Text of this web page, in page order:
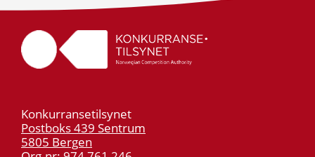
Konkurransetilsynet
Postboks 439 Sentrum
5805 Bergen